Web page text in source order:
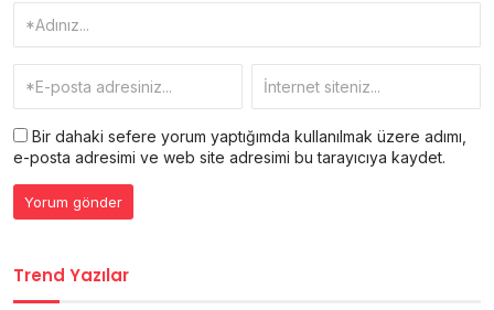
Bir dahaki sefere yorum yaptığımda kullanılmak üzere adımı,
e-posta adresimi ve web site adresimi bu tarayıcıya kaydet.
Trend Yazılar